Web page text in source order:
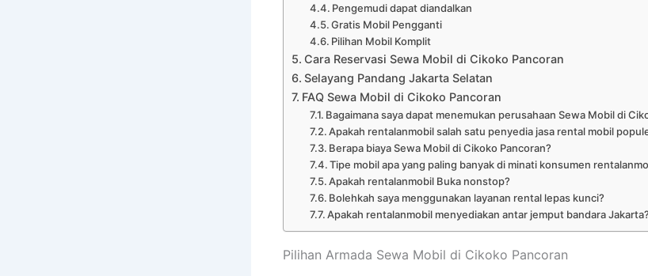
Pengemudi dapat diandalkan
Gratis Mobil Pengganti
Pilihan Mobil Komplit
Cara Reservasi Sewa Mobil di Cikoko Pancoran
Selayang Pandang Jakarta Selatan
FAQ Sewa Mobil di Cikoko Pancoran
Bagaimana saya dapat menemukan perusahaan Sewa Mobil di
Apakah rentalanmobil salah satu penyedia jasa rental mobil
Berapa biaya Sewa Mobil di Cikoko Pancoran?
Tipe mobil apa yang paling banyak di minati konsumen
Apakah rentalanmobil Buka nonstop?
Bolehkah saya menggunakan layanan rental lepas kunci?
Apakah rentalanmobil menyediakan antar jemput bandara Jakarta?
Pilihan Armada Sewa Mobil di Cikoko Pancoran